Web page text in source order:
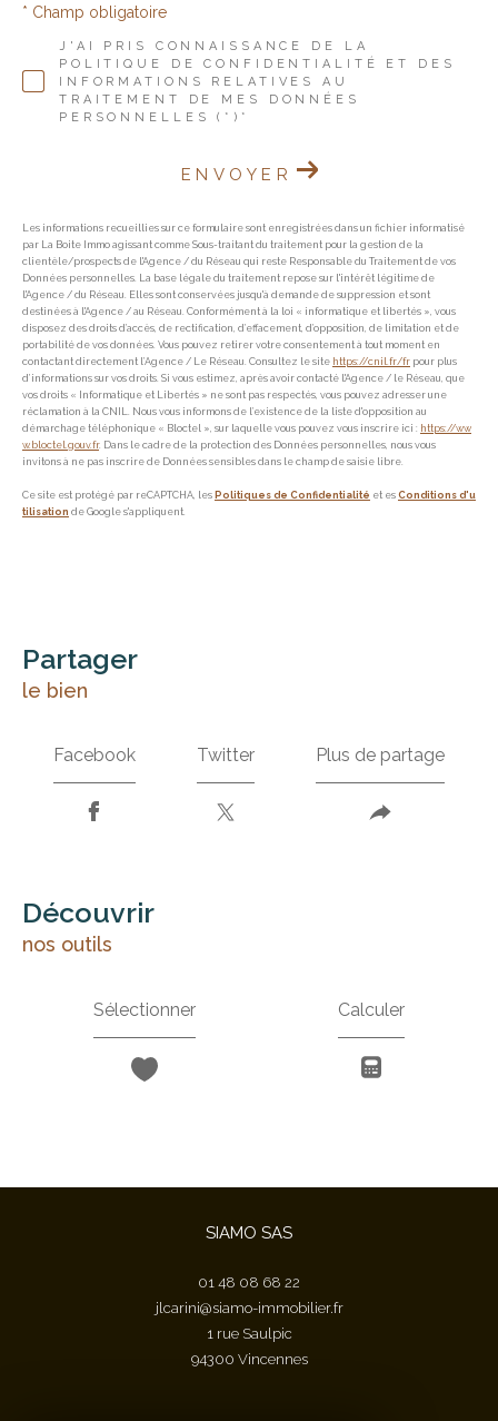
J'AI PRIS CONNAISSANCE DE LA
POLITIQUE DE CONFIDENTIALITÉ ET DES
INFORMATIONS RELATIVES AU
TRAITEMENT DE MES DONNÉES
PERSONNELLES (*)*
* Champ obligatoire
ENVOYER
Les informations recueillies sur ce formulaire sont enregistrées dans un fichier informatisé
par La Boite Immo agissant comme Sous-traitant du traitement pour la gestion de la
clientèle/prospects de l'Agence / du Réseau qui reste Responsable du Traitement de vos
Données personnelles. La base légale du traitement repose sur l'intérêt légitime de
l'Agence / du Réseau. Elles sont conservées jusqu'à demande de suppression et sont
destinées à l'Agence / au Réseau. Conformément à la loi « informatique et libertés », vous
disposez des droits d’accès, de rectification, d’effacement, d’opposition, de limitation et de
portabilité de vos données. Vous pouvez retirer votre consentement à tout moment en
contactant directement l’Agence / Le Réseau. Consultez le site https://cnil.fr/fr pour plus
d’informations sur vos droits. Si vous estimez, après avoir contacté l'Agence / le Réseau, que
vos droits « Informatique et Libertés » ne sont pas respectés, vous pouvez adresser une
réclamation à la CNIL. Nous vous informons de l’existence de la liste d'opposition au
démarchage téléphonique « Bloctel », sur laquelle vous pouvez vous inscrire ici : https://ww
w.bloctel.gouv.fr. Dans le cadre de la protection des Données personnelles, nous vous
invitons à ne pas inscrire de Données sensibles dans le champ de saisie libre.
Ce site est protégé par reCAPTCHA, les Politiques de Confidentialité et es Conditions d'u
tilisation de Google s'appliquent.
partager
le bien
Facebook Twitter Plus de partage
découvrir
nos outils
Sélectionner Calculer
SIAMO SAS
01 48 08 68 22
jlcarini@siamo-immobilier.fr
1 rue Saulpic
94300
vincennes